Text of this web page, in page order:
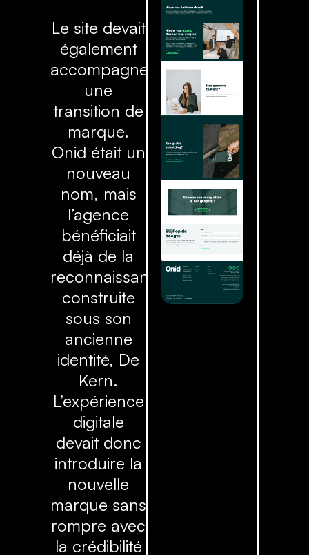
Le site devait
également
accompagner
une
transition de
marque.
Onid était un
nouveau
nom, mais
l’agence
bénéficiait
déjà de la
reconnaissance
construite
sous son
ancienne
identité, De
Kern.
L’expérience
digitale
devait donc
introduire la
nouvelle
marque sans
rompre avec
la crédibilité